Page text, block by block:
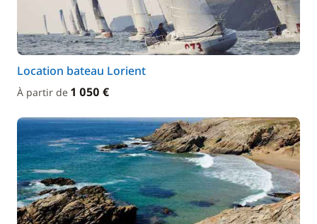
Location bateau Lorient
À partir de 1 050 €